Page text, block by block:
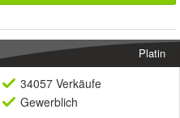
Platin
34057 Verkäufe
Gewerblich